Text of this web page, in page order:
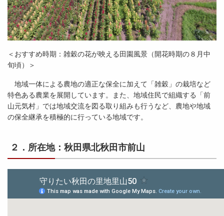
＜おすすめ時期：雑穀の花が映える田園風景（開花時期の８月中
旬頃）＞
地域一体による農地の適正な保全に加えて「雑穀」の栽培など
特色ある農業を展開しています。また、地域住民で組織する「前
山元気村」では地域交流を図る取り組みも行うなど、農地や地域
の保全継承を積極的に行っている地域です。
２．所在地：秋田県北秋田市前山